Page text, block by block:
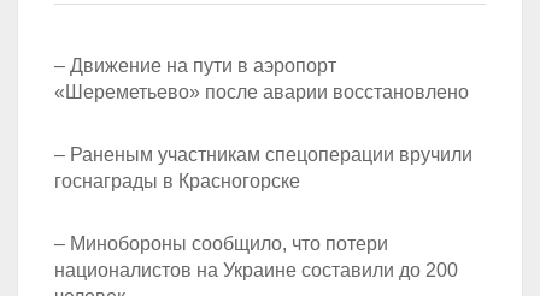
– Движение на пути в аэропорт
«Шереметьево» после аварии восстановлено
– Раненым участникам спецоперации вручили
госнаграды в Красногорске
– Минобороны сообщило, что потери
националистов на Украине составили до 200